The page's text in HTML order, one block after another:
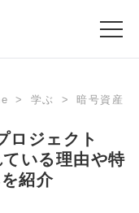
学ぶ 暗号資産
ロジェクト
いる理由や特
紹介